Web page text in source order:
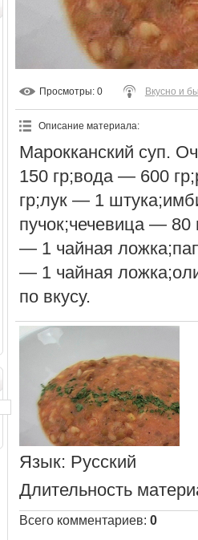
Просмотры: 0 Вкусно и
Описание материала:
Марокканский суп.
150 гр;вода — 600
гр;лук — 1
пучок;чечевица — 80
— 1 чайная
— 1 чайная
по вкусу.
Язык: Русский
Длительность
Всего комментариев: 0